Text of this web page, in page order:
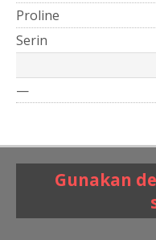
Proline
Serin
—
Gunakan